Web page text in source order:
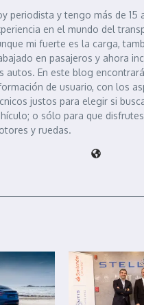
periodista y tengo más de 15
en el mundo del
mi fuerte es la carga,
en pasajeros y ahora
autos. En este blog
de usuario, con los
justos para elegir si
o sólo para que
y ruedas.